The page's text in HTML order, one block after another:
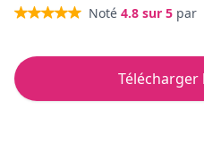
Noté 4.8 sur 5 par